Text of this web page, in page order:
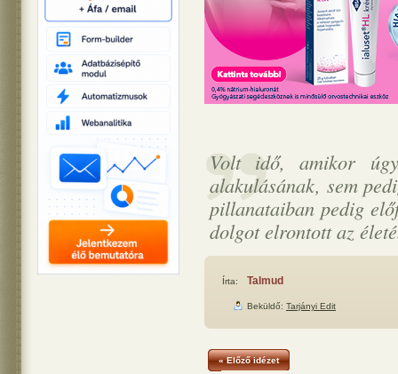
Volt idő, amikor
alakulásának, sem
pillanataiban pedig
dolgot elrontott az
Írta: Talmud
Beküldő: Tarjányi Edit
« Előző idézet